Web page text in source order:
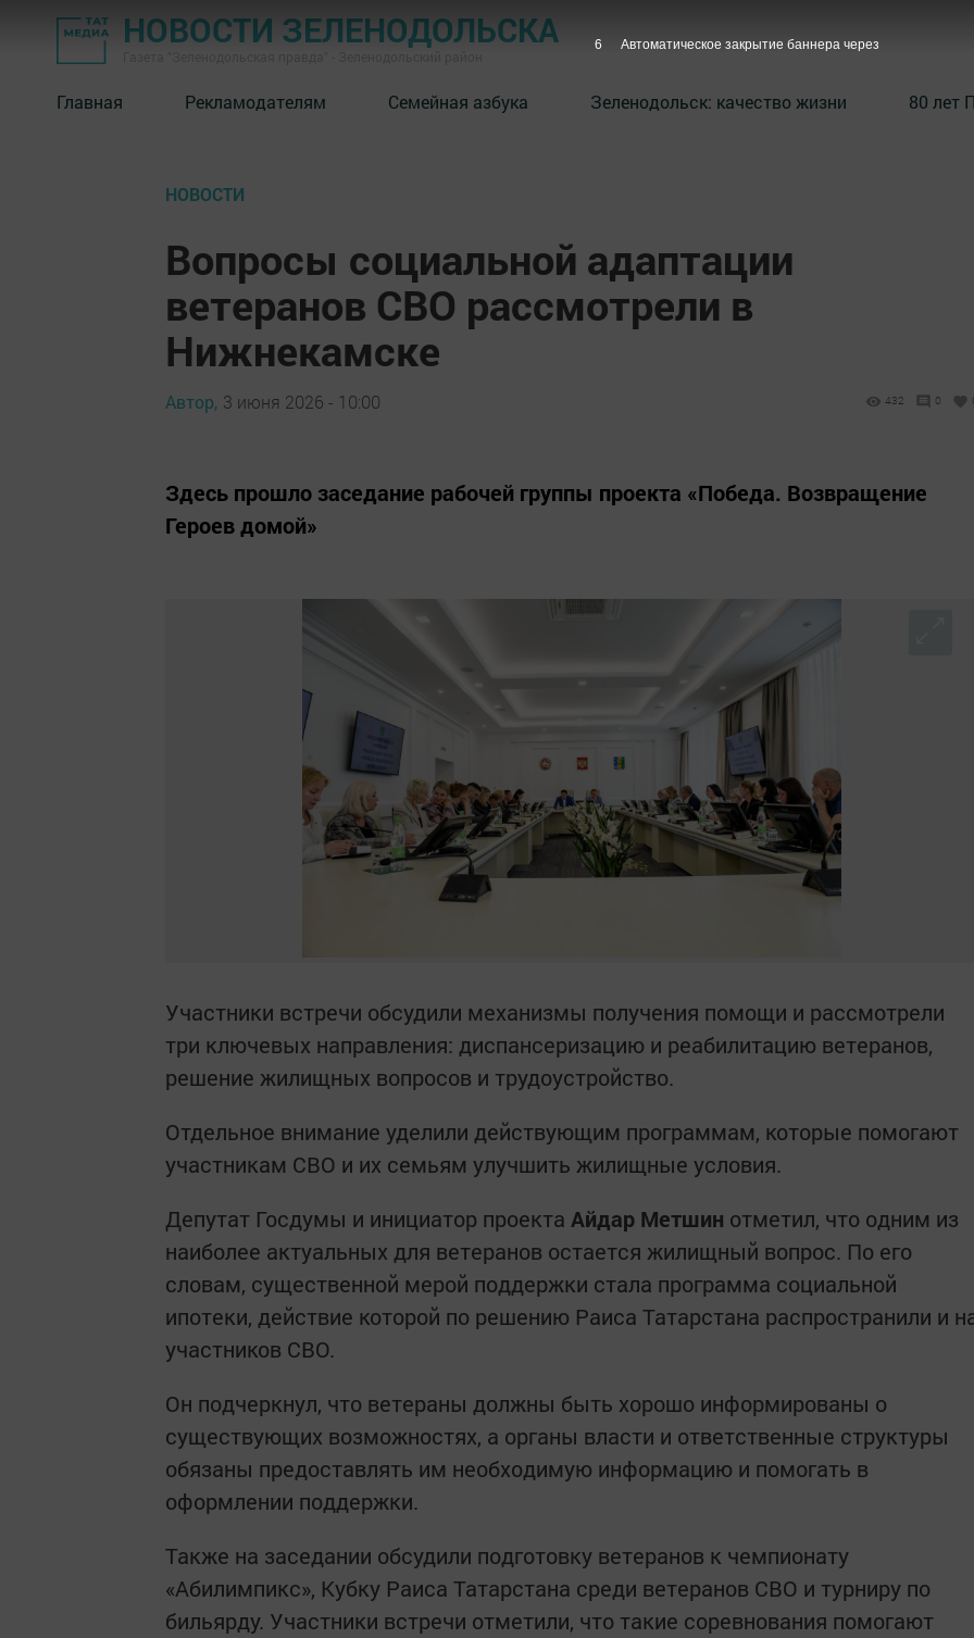
НОВОСТИ ЗЕЛЕНОДОЛЬСКА
Главная Рекламодателям Семейная азбука ⁠Зеленодольск: качество жизни 80 лет
НОВОСТИ
Вопросы социальной адаптации
ветеранов СВО рассмотрели в
Нижнекамске
Автор, 3 июня 2026 - 10:00 432 0
Здесь прошло заседание рабочей группы проекта «Победа. Возвращение
Героев домой»
Участники встречи обсудили механизмы получения помощи и рассмотрели
три ключевых направления: диспансеризацию и реабилитацию ветеранов,
решение жилищных вопросов и трудоустройство.
Отдельное внимание уделили действующим программам, которые помогают
участникам СВО и их семьям улучшить жилищные условия.
Депутат Госдумы и инициатор проекта Айдар Метшин отметил, что одним из
наиболее актуальных для ветеранов остается жилищный вопрос. По его
словам, существенной мерой поддержки стала программа социальной
ипотеки, действие которой по решению Раиса Татарстана распространили и
участников СВО.
Он подчеркнул, что ветераны должны быть хорошо информированы о
существующих возможностях, а органы власти и ответственные структуры
обязаны предоставлять им необходимую информацию и помогать в
оформлении поддержки.
Также на заседании обсудили подготовку ветеранов к чемпионату
«Абилимпикс», Кубку Раиса Татарстана среди ветеранов СВО и турниру по
бильярду. Участники встречи отметили, что такие соревнования помогают
5 Автоматическое закрытие баннера через